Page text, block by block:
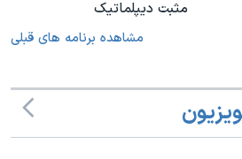
مثبت دیپلماتیک
مشاهده برنامه های قبلی